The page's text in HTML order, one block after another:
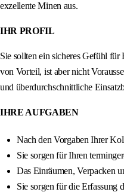
exzellente Minen aus.
IHR PROFIL
Sie sollten ein sicheres Gefühl
von Vorteil, ist aber nicht
und überdurchschnittliche
IHRE AUFGABEN
Nach den Vorgaben Ihrer
Sie sorgen für Ihren
Das Einräumen, Verpacken
Sie sorgen für die Erfassung